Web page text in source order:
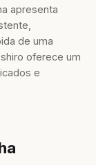
apresenta
de uma
oferece um
e